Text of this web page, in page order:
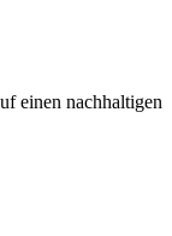
einen nachhaltigen